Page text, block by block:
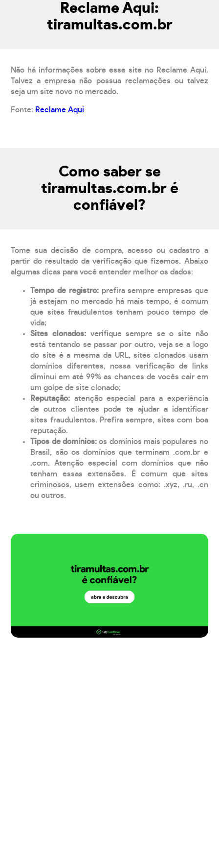
Reclame Aqui:
tiramultas.com.br
Não há informações sobre esse site no Reclame Aqui.
Talvez a empresa não possua reclamações ou talvez
seja um site novo no mercado.
Fonte: Reclame Aqui
Como saber se
tiramultas.com.br é
confiável?
Tome sua decisão de compra, acesso ou cadastro a
partir do resultado da verificação que fizemos. Abaixo
algumas dicas para você entender melhor os dados:
Tempo de registro: prefira sempre empresas que
já estejam no mercado há mais tempo, é comum
que sites fraudulentos tenham pouco tempo de
vida;
Sites clonados: verifique sempre se o site não
está tentando se passar por outro, veja se a logo
do site é a mesma da URL, sites clonados usam
domínios diferentes, nossa verificação de links
diminui em até 99% as chances de vocês cair em
um golpe de site clonado;
Reputação: atenção especial para a experiência
de outros clientes pode te ajudar a identificar
sites fraudulentos. Prefira sempre, sites com boa
reputação.
Tipos de domínios:os domínios mais populares no
Brasil, são os domínios que terminam .com.br e
.com. Atenção especial com domínios que não
tenham essas extensões. É comum que sites
criminosos, usem extensões como: .xyz, .ru, .cn
ou outros.